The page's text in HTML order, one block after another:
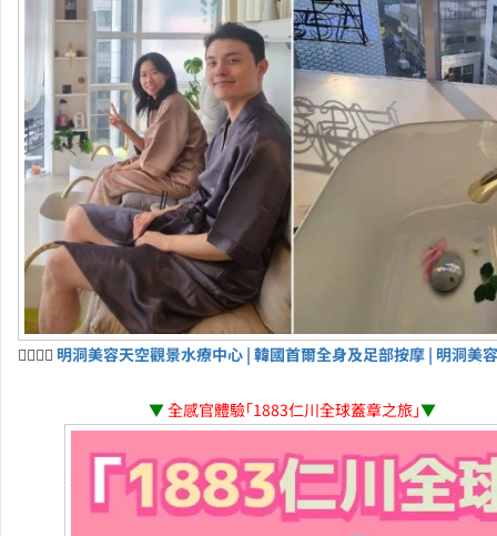
💆‍♀️💆‍♂️ 明洞美容天空觀景水療中心 | 韓國首爾全身及足部按摩 | 明洞美
▼全感官體驗「1883仁川全球蓋章之旅」▼